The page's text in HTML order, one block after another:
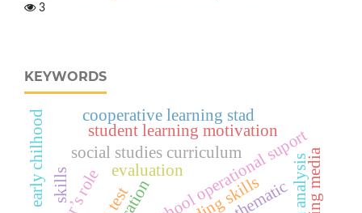
3
KEYWORDS
evaluationschool operational suport
social studies curriculum
student learning motivation
thematic
skills
early chilhood cooperative learning stad